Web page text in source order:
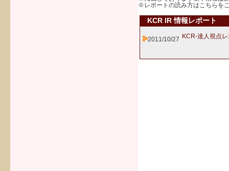
※レポートの読み方はこちら を
KCR IR 情報レポート
2011/10/27 KCR-達人視点